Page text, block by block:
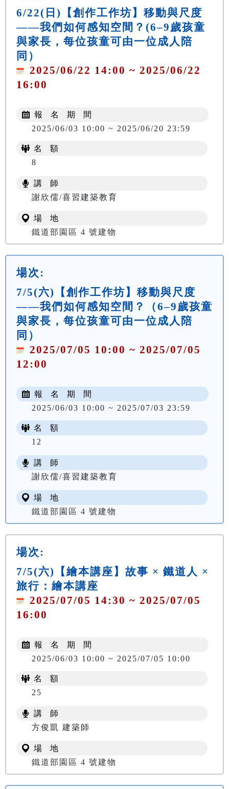
6/22(日)【創作工作坊】移動與尺度
——我們如何感知空間？(6–9歲孩童
與家長，每位孩童可由一位成人陪
同）
2025/06/22 14:00 ~ 2025/06/22
16:00
報 名 期 間
2025/06/03 10:00 ~ 2025/06/20 23:59
名 額
8
講 師
謝欣儒/喜習建築教育
場 地
鐵道部園區 4 號建物
場次:
7/5(六)【創作工作坊】移動與尺度
——我們如何感知空間？（6–9歲孩童
與家長，每位孩童可由一位成人陪
同）
2025/07/05 10:00 ~ 2025/07/05
12:00
報 名 期 間
2025/06/03 10:00 ~ 2025/07/03 23:59
名 額
12
講 師
謝欣儒/喜習建築教育
場 地
鐵道部園區 4 號建物
場次:
7/5(六)【繪本講座】故事 × 鐵道人 ×
旅行：繪本講座
2025/07/05 14:30 ~ 2025/07/05
16:00
報 名 期 間
2025/06/03 10:00 ~ 2025/07/05 10:00
名 額
25
講 師
方俊凱 建築師
場 地
鐵道部園區 4 號建物